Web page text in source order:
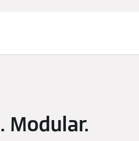
Modular.